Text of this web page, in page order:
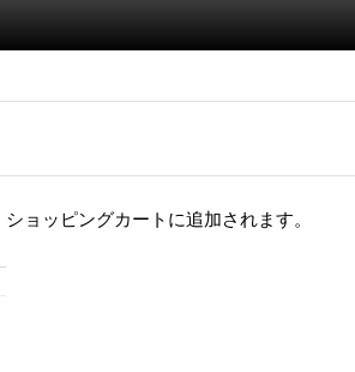
ョッピングカートに追加されます。